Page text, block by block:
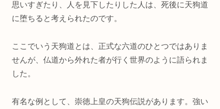
思いすぎたり、人を見下したりした人は、死後に天狗道
に堕ちると考えられたのです。
ここでいう天狗道とは、正式な六道のひとつではありま
せんが、仏道から外れた者が行く世界のように語られま
した。
有名な例として、崇徳上皇の天狗伝説があります。強い